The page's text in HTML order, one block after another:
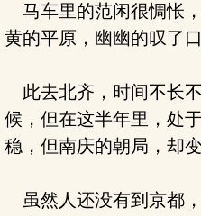
马车里的范闲很惆怅
黄的平原，幽幽的叹了口
此去北齐，时间不长
候，但在这半年里，处
稳，但南庆的朝局，却
虽然人还没有到京都